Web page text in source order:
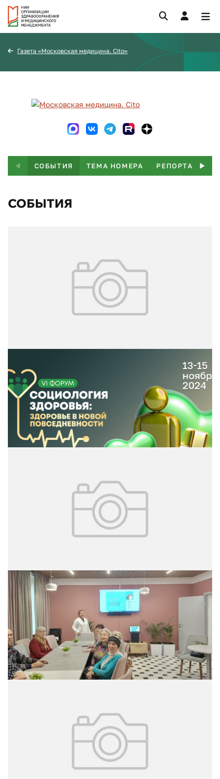
Газета «Московская медицина. Cito»
СОБЫТИЯ ТЕМА НОМЕРА РЕПОРТАЖ
СОБЫТИЯ
Форум «Социология здоровья»
13–15 ноября состоится VI форум с международным
участием «Социология здоровья». Тема мероприятия –
«Здоровье в новой повседневности».
05.11.2024 № 42 (341)
Лекции о сахарном диабете
В ноябре в центрах московского долголетия в рамках
проекта «Школа здоровья» состоятся встречи с
врачами, посвящённые профилактике и лечению
сахарного диабета.